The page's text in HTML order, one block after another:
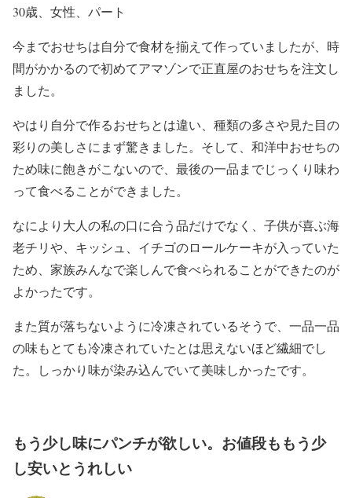
30歳、女性、パート
今までおせちは自分で食材を揃えて作っていましたが、時
間がかかるので初めてアマゾンで正直屋のおせちを注文し
ました。
やはり自分で作るおせちとは違い、種類の多さや見た目の
彩りの美しさにまず驚きました。そして、和洋中おせちの
ため味に飽きがこないので、最後の一品までじっくり味わ
って食べることができました。
なにより大人の私の口に合う品だけでなく、子供が喜ぶ海
老チリや、キッシュ、イチゴのロールケーキが入っていた
ため、家族みんなで楽しんで食べられることができたのが
よかったです。
また質が落ちないように冷凍されているそうで、一品一品
の味もとても冷凍されていたとは思えないほど繊細でし
た。しっかり味が染み込んでいて美味しかったです。
もう少し味にパンチが欲しい。お値段ももう少
し安いとうれしい